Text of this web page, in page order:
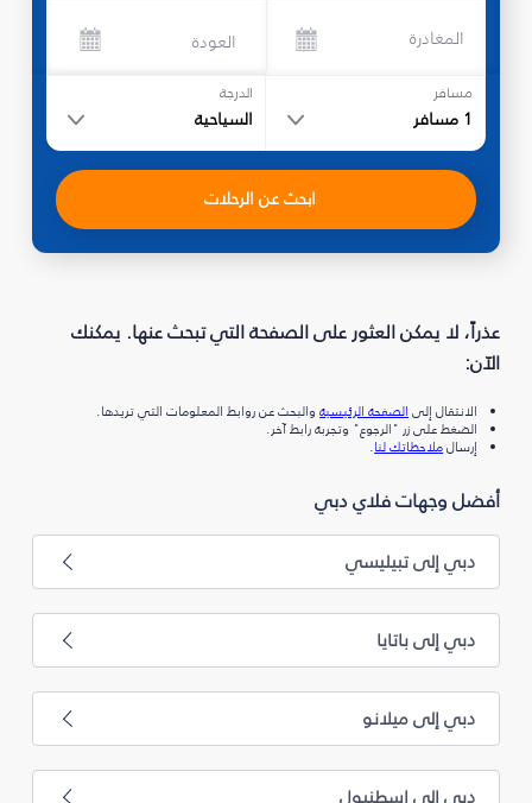
المغادرة العودة
مسافر
1 مسافر
الدرجة
السياحية
ابحث عن الرحلات
عذراً، لا يمكن العثور على الصفحة التي تبحث عنها. يمكنك
الآن:
الانتقال إلىالصفحة الرئيسيةوالبحث عن روابط المعلومات التي تريدها.
الضغط على زر "الرجوع" وتجربة رابط آخر.
إرسالملاحظاتك لنا.
أفضل وجهات فلاي دبي
دبي إلى تبيليسي
دبي إلى باتايا
دبي إلى ميلانو
دبي إلى إسطنبول